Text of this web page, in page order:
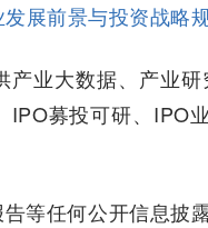
展前景与投资战略
产业大数据、产业
募投可研、IPO
等任何公开信息披